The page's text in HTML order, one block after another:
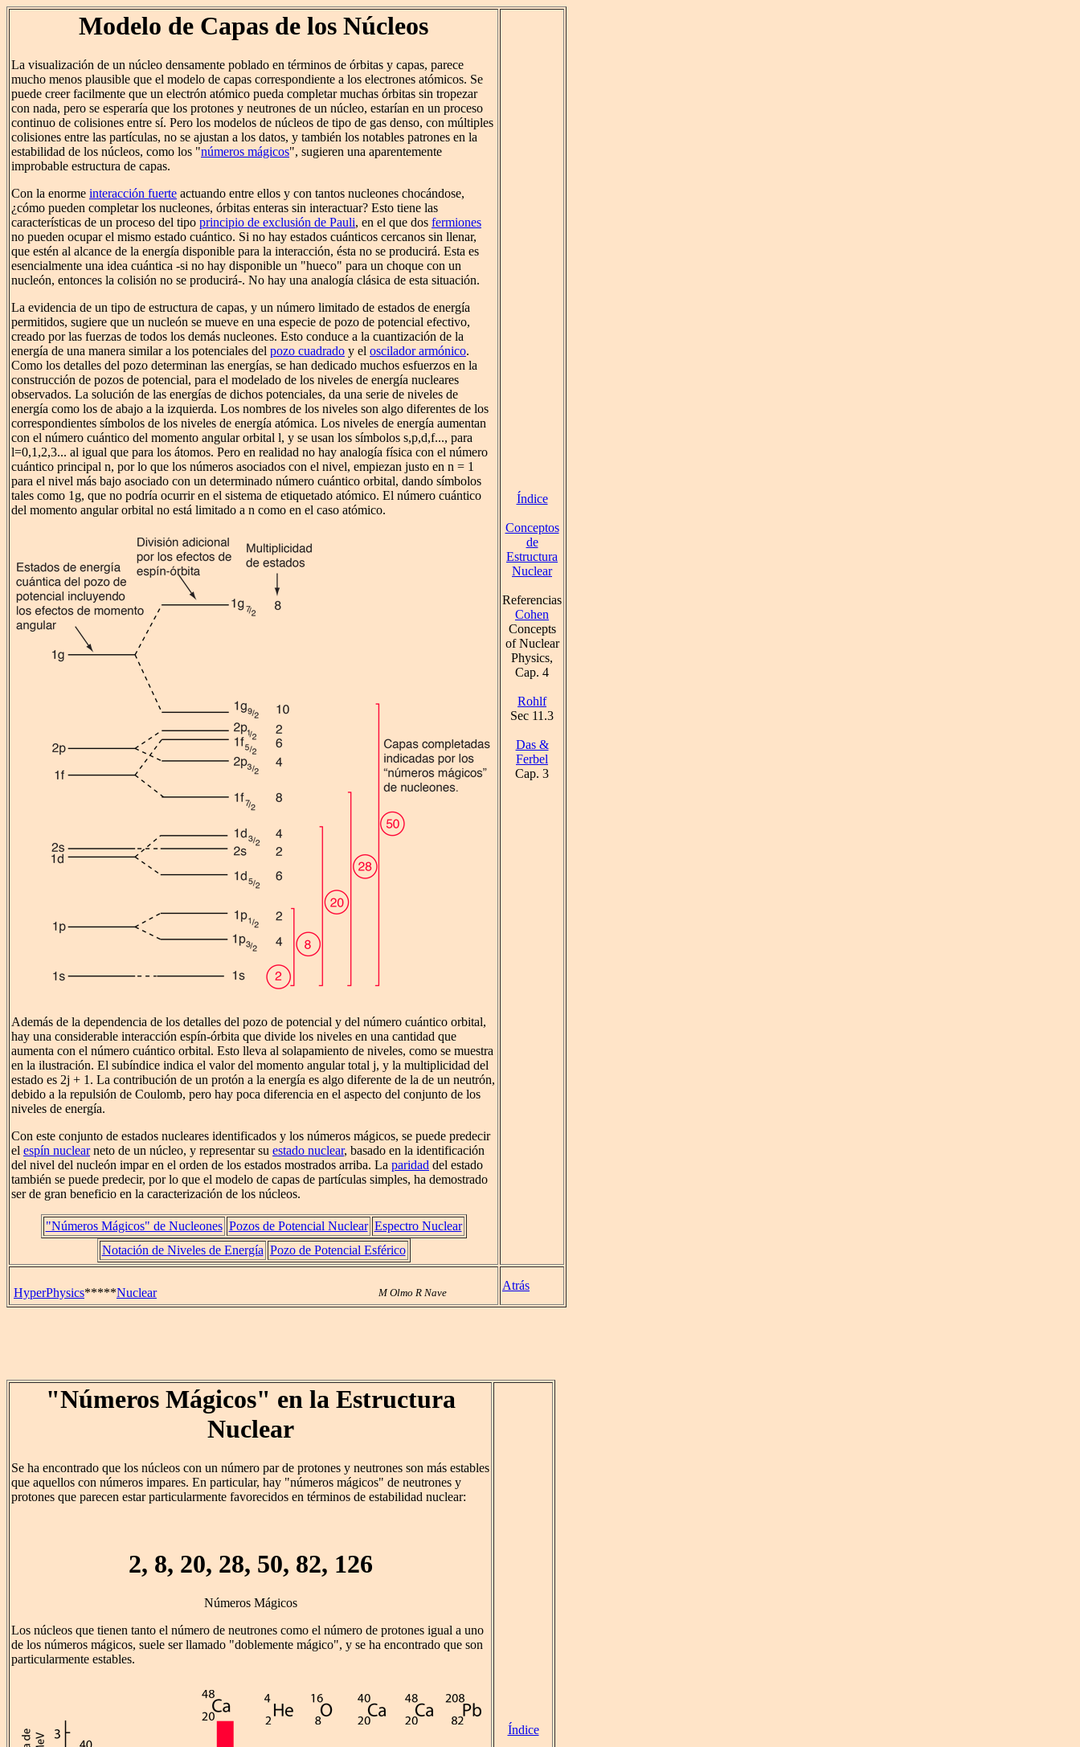
Modelo de Capas de los Núcleos
La visualización de un núcleo densamente poblado en términos de órbitas y capas, parece
mucho menos plausible que el modelo de capas correspondiente a los electrones atómicos. Se
puede creer facilmente que un electrón atómico pueda completar muchas órbitas sin tropezar
con nada, pero se esperaría que los protones y neutrones de un núcleo, estarían en un proceso
continuo de colisiones entre sí. Pero los modelos de núcleos de tipo de gas denso, con múltiples
colisiones entre las partículas, no se ajustan a los datos, y también los notables patrones en la
estabilidad de los núcleos, como los "números mágicos", sugieren una aparentemente
improbable estructura de capas.
Con la enorme interacción fuerte actuando entre ellos y con tantos nucleones chocándose,
¿cómo pueden completar los nucleones, órbitas enteras sin interactuar? Esto tiene las
características de un proceso del tipo principio de exclusión de Pauli, en el que dos fermiones
no pueden ocupar el mismo estado cuántico. Si no hay estados cuánticos cercanos sin llenar,
que estén al alcance de la energía disponible para la interacción, ésta no se producirá. Esta es
esencialmente una idea cuántica -si no hay disponible un "hueco" para un choque con un
nucleón, entonces la colisión no se producirá-. No hay una analogía clásica de esta situación.
La evidencia de un tipo de estructura de capas, y un número limitado de estados de energía
permitidos, sugiere que un nucleón se mueve en una especie de pozo de potencial efectivo,
creado por las fuerzas de todos los demás nucleones. Esto conduce a la cuantización de la
energía de una manera similar a los potenciales del pozo cuadrado y el oscilador armónico.
Como los detalles del pozo determinan las energías, se han dedicado muchos esfuerzos en la
construcción de pozos de potencial, para el modelado de los niveles de energía nucleares
observados. La solución de las energías de dichos potenciales, da una serie de niveles de
energía como los de abajo a la izquierda. Los nombres de los niveles son algo diferentes de los
correspondientes símbolos de los niveles de energía atómica. Los niveles de energía aumentan
con el número cuántico del momento angular orbital l, y se usan los símbolos s,p,d,f..., para
l=0,1,2,3... al igual que para los átomos. Pero en realidad no hay analogía física con el número
cuántico principal n, por lo que los números asociados con el nivel, empiezan justo en n = 1
para el nivel más bajo asociado con un determinado número cuántico orbital, dando símbolos
tales como 1g, que no podría ocurrir en el sistema de etiquetado atómico. El número cuántico
del momento angular orbital no está limitado a n como en el caso atómico.
Además de la dependencia de los detalles del pozo de potencial y del número cuántico orbital,
hay una considerable interacción espín-órbita que divide los niveles en una cantidad que
aumenta con el número cuántico orbital. Esto lleva al solapamiento de niveles, como se muestra
en la ilustración. El subíndice indica el valor del momento angular total j, y la multiplicidad del
estado es 2j + 1. La contribución de un protón a la energía es algo diferente de la de un neutrón,
debido a la repulsión de Coulomb, pero hay poca diferencia en el aspecto del conjunto de los
niveles de energía.
Con este conjunto de estados nucleares identificados y los números mágicos, se puede predecir
el espín nuclearneto de un núcleo, y representar su estado nuclear, basado en la identificación
del nivel del nucleón impar en el orden de los estados mostrados arriba. La paridad del estado
también se puede predecir, por lo que el modelo de capas de partículas simples, ha demostrado
ser de gran beneficio en la caracterización de los núcleos.
"Números Mágicos" de Nucleones Pozos de Potencial Nuclear Espectro Nuclear
Notación de Niveles de Energía Pozo de Potencial Esférico
Índice
Conceptos
de
Estructura
Nuclear
Referencias
Cohen
Concepts
of Nuclear
Physics,
Cap. 4
Rohlf
Sec 11.3
Das &
Ferbel
Cap. 3
HyperPhysics*****Nuclear M Olmo R Nave
Atrás
"Números Mágicos" en la Estructura
Nuclear
Se ha encontrado que los núcleos con un número par de protones y neutrones son más estables
que aquellos con números impares. En particular, hay "números mágicos" de neutrones y
protones que parecen estar particularmente favorecidos en términos de estabilidad nuclear:
2, 8, 20, 28, 50, 82, 126
Números Mágicos
Los núcleos que tienen tanto el número de neutrones como el número de protones igual a uno
de los números mágicos, suele ser llamado "doblemente mágico", y se ha encontrado que son
particularmente estables.
Índice